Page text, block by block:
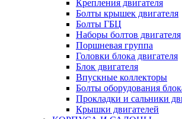
Крепления двигателя
Болты крышек двигателя
Болты ГБЦ
Наборы болтов двигателя
Поршневая группа
Головки блока двигателя
Блок двигателя
Впускные коллекторы
Болты оборудования
Прокладки и сальники
Крышки двигателей